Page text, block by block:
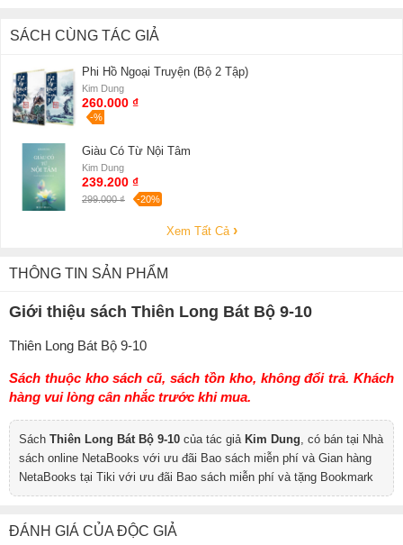
SÁCH CÙNG TÁC GIẢ
Phi Hồ Ngoại Truyện (Bộ 2 Tập)
Kim Dung
260.000 ₫
-%
Giàu Có Từ Nội Tâm
Kim Dung
239.200 ₫
299.000 ₫ -20%
Xem Tất Cả
THÔNG TIN SẢN PHẨM
Giới thiệu sách Thiên Long Bát Bộ 9-10
Thiên Long Bát Bộ 9-10
Sách thuộc kho sách cũ, sách tồn kho, không đổi trả. Khách
hàng vui lòng cân nhắc trước khi mua.
Sách Thiên Long Bát Bộ 9-10 của tác giả Kim Dung , có bán tại Nhà
sách online NetaBooks với ưu đãi Bao sách miễn phí và Gian hàng
NetaBooks tại Tiki với ưu đãi Bao sách miễn phí và tặng Bookmark
ĐÁNH GIÁ CỦA ĐỘC GIẢ